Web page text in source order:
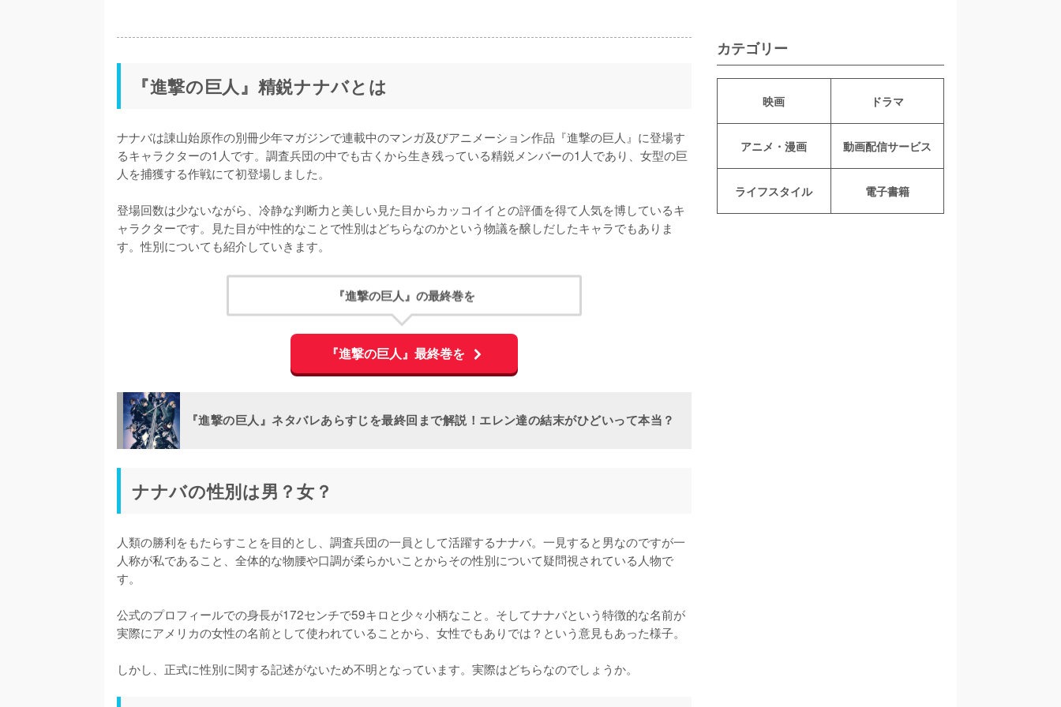
『進撃の巨人』精鋭ナナバとは
ナナバは諌山始原作の別冊少年マガジンで連載中のマンガ及びアニメーション作品『進撃の巨人』に登場す
るキャラクターの1人です。調査兵団の中でも古くから生き残っている精鋭メンバーの1人であり、女型の巨
人を捕獲する作戦にて初登場しました。
登場回数は少ないながら、冷静な判断力と美しい見た目からカッコイイとの評価を得て人気を博しているキ
ャラクターです。見た目が中性的なことで性別はどちらなのかという物議を醸しだしたキャラでもありま
『進撃の巨人』の最終巻を
『進撃の巨人』最終巻を
『進撃の巨人』ネタバレあらすじを最終回まで解説！エレン達の結末がひどいって本当？
ナナバの性別は男？女？
人類の勝利をもたらすことを目的とし、調査兵団の一員として活躍するナナバ。一見すると男なのですが一
人称が私であること、全体的な物腰や口調が柔らかいことからその性別について疑問視されている人物で
す。
公式のプロフィールでの身長が172センチで59キロと少々小柄なこと。そしてナナバという特徴的な名前が
実際にアメリカの女性の名前として使われていることから、女性でもありでは？という意見もあった様子。
しかし、正式に性別に関する記述がないため不明となっています。実際はどちらなのでしょうか。
カテゴリー
映画 ドラマ
アニメ・漫画 動画配信サービス
ライフスタイル 電子書籍